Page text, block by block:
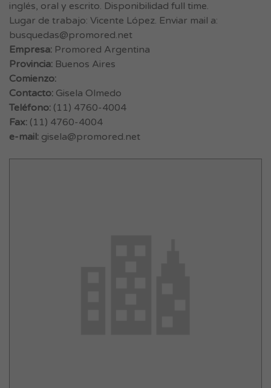
inglés, oral y escrito. Disponibilidad full time.
Lugar de trabajo: Vicente López. Enviar mail a:
busquedas@promored.net
Empresa: Promored Argentina
Provincia: Buenos Aires
Comienzo:
Contacto: Gisela Olmedo
Teléfono: (11) 4760-4004
Fax: (11) 4760-4004
e-mail: gisela@promored.net